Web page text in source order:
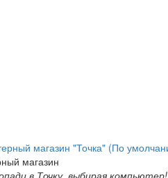
магазин
в Точку, выбирая компьютер!